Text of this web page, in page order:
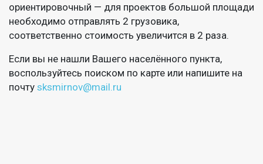
ориентировочный — для проектов большой площади
необходимо отправлять 2 грузовика,
соответственно стоимость увеличится в 2 раза.
Если вы не нашли Вашего населённого пункта,
воспользуйтесь поиском по карте или напишите на
почту sksmirnov@mail.ru